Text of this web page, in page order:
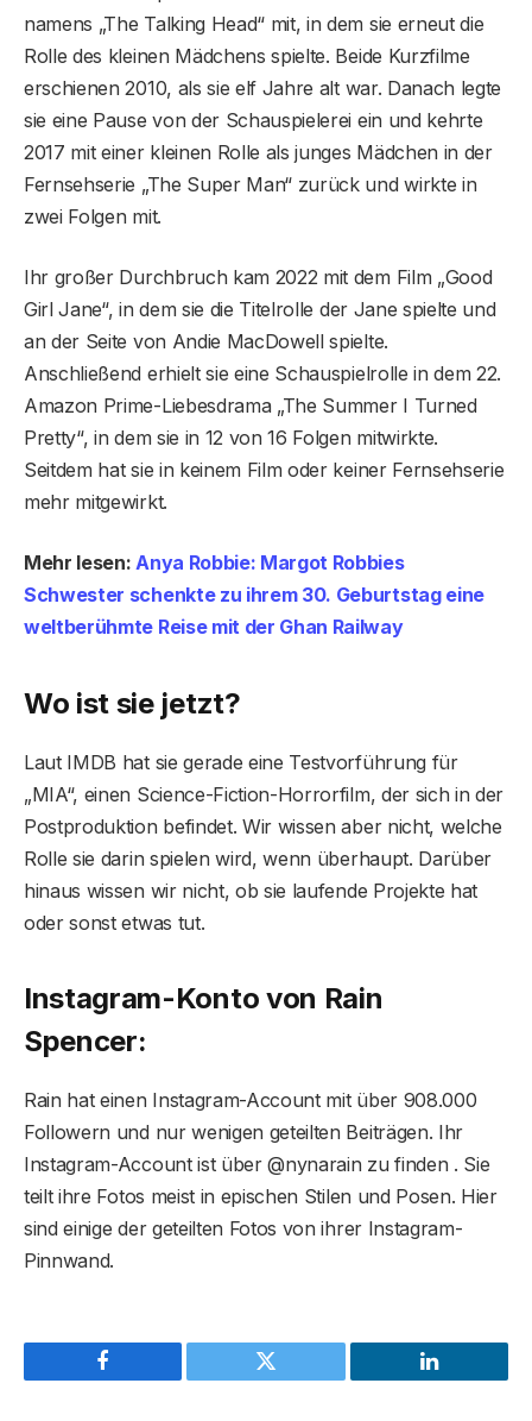
namens „The Talking Head“ mit, in dem sie erneut die
Rolle des kleinen Mädchens spielte. Beide Kurzfilme
erschienen 2010, als sie elf Jahre alt war. Danach legte
sie eine Pause von der Schauspielerei ein und kehrte
2017 mit einer kleinen Rolle als junges Mädchen in der
Fernsehserie „The Super Man“ zurück und wirkte in
zwei Folgen mit.
Ihr großer Durchbruch kam 2022 mit dem Film „Good
Girl Jane“, in dem sie die Titelrolle der Jane spielte und
an der Seite von Andie MacDowell spielte.
Anschließend erhielt sie eine Schauspielrolle in dem 22.
Amazon Prime-Liebesdrama „The Summer I Turned
Pretty“, in dem sie in 12 von 16 Folgen mitwirkte.
Seitdem hat sie in keinem Film oder keiner Fernsehserie
mehr mitgewirkt.
Mehr lesen:Anya Robbie: Margot Robbies
Schwester schenkte zu ihrem 30. Geburtstag eine
weltberühmte Reise mit der Ghan Railway
Wo ist sie jetzt?
Laut IMDB hat sie gerade eine Testvorführung für
„MIA“, einen Science-Fiction-Horrorfilm, der sich in der
Postproduktion befindet. Wir wissen aber nicht, welche
Rolle sie darin spielen wird, wenn überhaupt. Darüber
hinaus wissen wir nicht, ob sie laufende Projekte hat
oder sonst etwas tut.
Instagram-Konto von Rain
Spencer:
Rain hat einen Instagram-Account mit über 908.000
Followern und nur wenigen geteilten Beiträgen. Ihr
Instagram-Account ist über @nynarain zu finden . Sie
teilt ihre Fotos meist in epischen Stilen und Posen. Hier
sind einige der geteilten Fotos von ihrer Instagram-
Pinnwand.
Facebook Twitter LinkedIn